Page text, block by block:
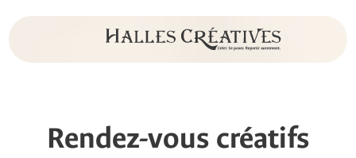
Rendez-vous créatifs